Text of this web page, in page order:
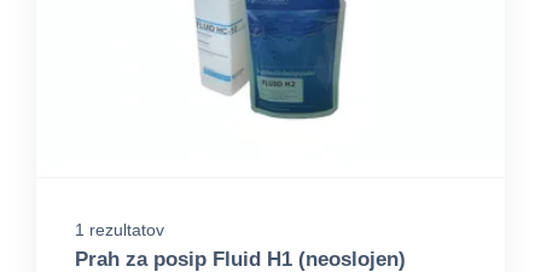
1 rezultatov
Prah za posip Fluid H1 (neoslojen)